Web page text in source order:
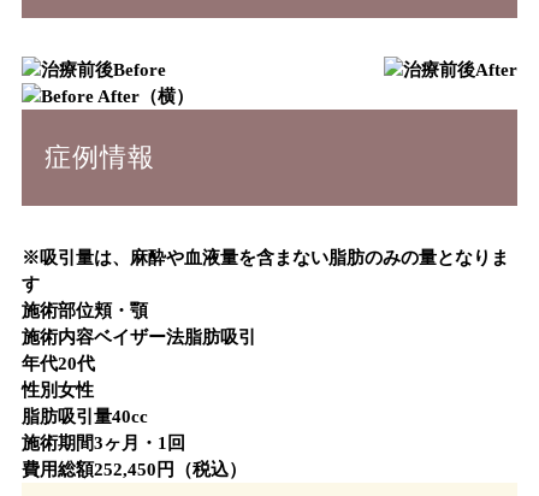
Before After
症例情報
※吸引量は、麻酔や血液量を含まない脂肪のみの量となりま
す
施術部位頬・顎
施術内容ベイザー法脂肪吸引
年代20代
性別女性
脂肪吸引量40cc
施術期間3ヶ月・1回
費用総額252,450円（税込）